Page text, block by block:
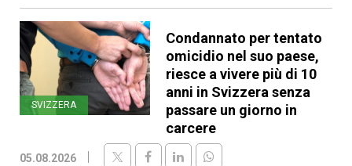
SVIZZERA
Condannato per tentato
omicidio nel suo paese,
riesce a vivere più di 10
anni in Svizzera senza
passare un giorno in
carcere
05.08.2026